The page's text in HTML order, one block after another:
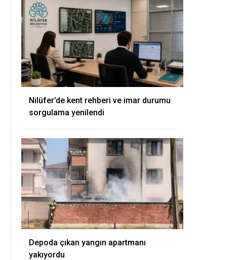
Nilüfer’de kent rehberi ve imar durumu
sorgulama yenilendi
Depoda çıkan yangın apartmanı
yakıyordu